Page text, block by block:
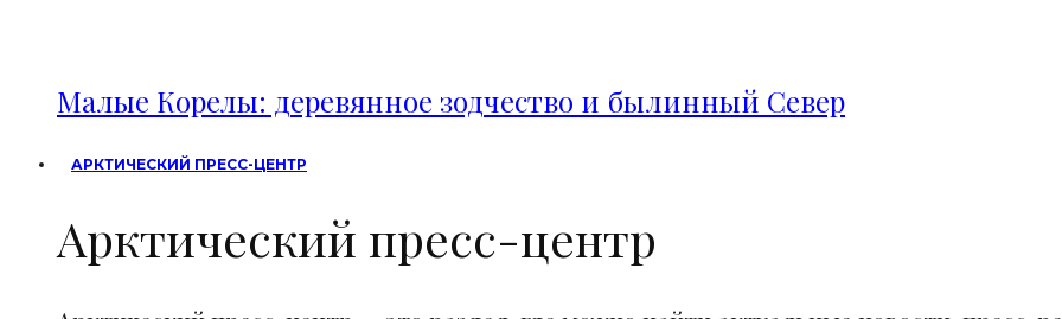
Малые Корелы: деревянное зодчество и былинный Север
АРКТИЧЕСКИЙ ПРЕСС-ЦЕНТР
Арктический пресс-центр